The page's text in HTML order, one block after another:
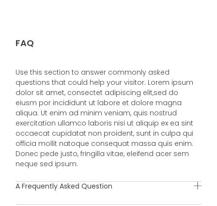
FAQ
Use this section to answer commonly asked
questions that could help your visitor. Lorem ipsum
dolor sit amet, consectet adipiscing elit,sed do
eiusm por incididunt ut labore et dolore magna
aliqua. Ut enim ad minim veniam, quis nostrud
exercitation ullamco laboris nisi ut aliquip ex ea sint
occaecat cupidatat non proident, sunt in culpa qui
officia mollit natoque consequat massa quis enim.
Donec pede justo, fringilla vitae, eleifend acer sem
neque sed ipsum.
A Frequently Asked Question